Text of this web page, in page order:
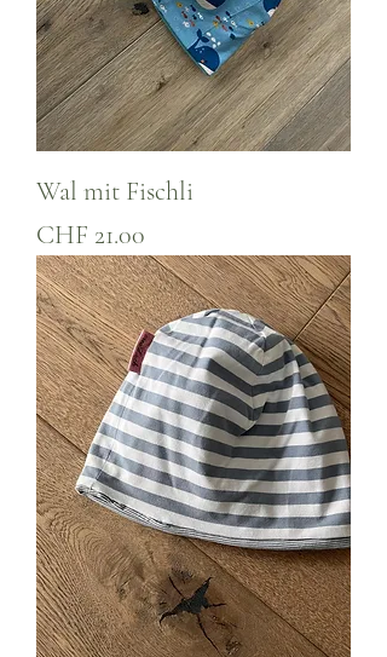
Wal mit Fischli
Preis
CHF 21.00